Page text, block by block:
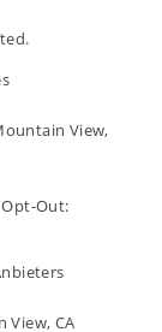
View,
Out:
View, CA